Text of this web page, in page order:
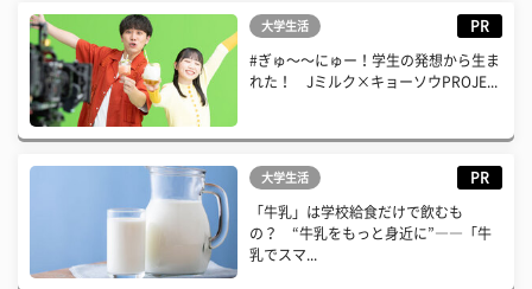
大学生活 PR
#ぎゅ〜〜にゅー！学生の発想から生ま
れた！ Jミルク×キョーソウPROJE...
大学生活 PR
「牛乳」は学校給食だけで飲むも
の？ “牛乳をもっと身近に”――「牛
乳でスマ...